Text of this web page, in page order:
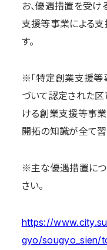
お、優遇措置を受け
支援等事業による
す。
※「特定創業支援等
づいて認定された
ける創業支援等事業
開拓の知識が全て習
※主な優遇措置につ
さい。
https://
gyo/sougyo_sien/